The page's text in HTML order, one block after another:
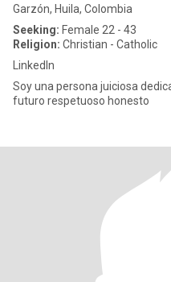
Garzón, Huila, Colombia
Seeking: Female 22 - 43
Religion: Christian - Catholic
LinkedIn
Soy una persona juiciosa
futuro respetuoso honesto